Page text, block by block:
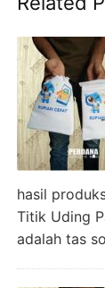
hasil
Titik Uding
adalah tas